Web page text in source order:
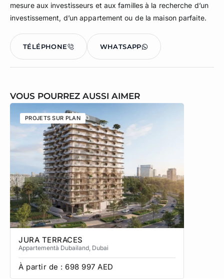
mesure aux investisseurs et aux familles à la recherche d’un
investissement, d’un appartement ou de la maison parfaite.
TÉLÉPHONE WHATSAPP
VOUS POURREZ AUSSI AIMER
PROJETS SUR PLAN
JURA TERRACES
Appartementà Dubailand , Dubai
À partir de : 698 997 AED